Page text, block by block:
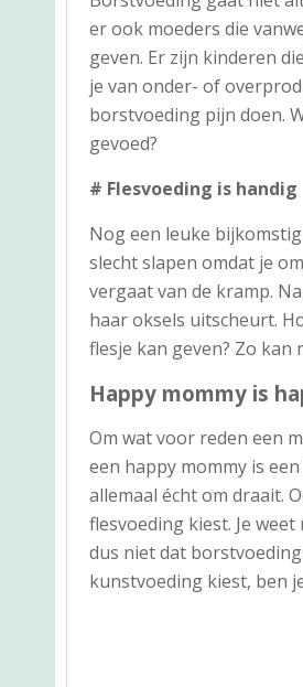
er ook moeders die
geven. Er zijn kinderen
je van onder- of
borstvoeding pijn doen.
gevoed?
# Flesvoeding is handig
Nog een leuke
slecht slapen omdat je
vergaat van de kramp.
haar oksels uitscheurt.
flesje kan geven? Zo kan
Happy mommy is
Om wat voor reden een
een happy mommy is
allemaal écht om draait.
flesvoeding kiest. Je
dus niet dat
kunstvoeding kiest, ben